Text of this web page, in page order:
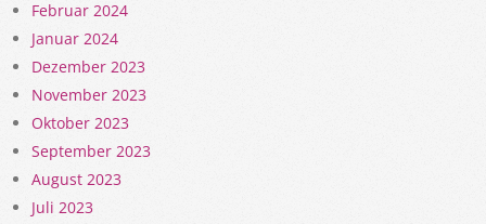
Februar 2024
Januar 2024
Dezember 2023
November 2023
Oktober 2023
September 2023
August 2023
Juli 2023